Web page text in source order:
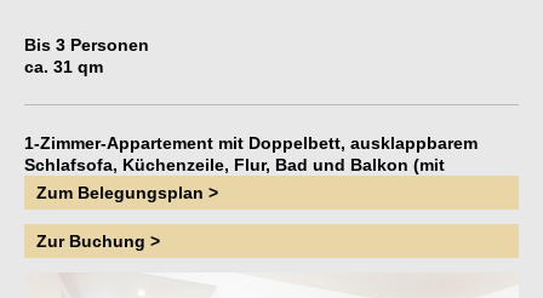
Bis 3 Personen
ca. 31 qm
1-Zimmer-Appartement mit Doppelbett, ausklappbarem
Schlafsofa, Küchenzeile, Flur, Bad und Balkon (mit
Strandkorb) zur Wilhelmstraße.
Zur Buchung >
Zum Belegungsplan >